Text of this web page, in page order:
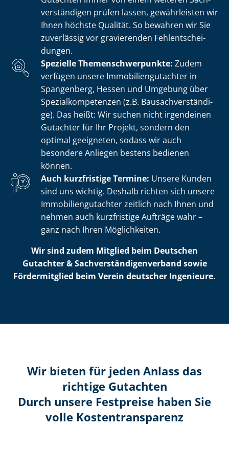
ver­stän­di­gen prüfen lassen, gewährleisten wir
Ihnen höchste Qualität. So bewahren wir Sie
zuverlässig vor gravierenden Fehl­ent­schei­
dun­gen.
Spezielle The­men­schwer­punk­te: Zudem
verfügen unsere Im­mo­bi­li­en­gut­ach­ter in
Spangenberg, Hessen und Umgebung über
Spe­zi­al­kom­pe­ten­zen (z.B. Bau­sach­ver­stän­di­
ge). Das heißt: Wir suchen nicht irgendeinen
Gutachter für Ihr Projekt, sondern den
optimal geeigneten, sodass wir auch
besondere Anliegen bestens bedienen
können.
Auch kurzfristige Termine: Unsere Kunden
sind uns wichtig. Deshalb richten sich unsere
Im­mo­bi­li­en­gut­ach­ter zeitlich nach Ihnen und
nehmen auch kurzfristige Aufträge wahr –
ganz nach Ihren Möglichkeiten.
Wir sind zudem Mitglied beim Deutschen
Gutachter & Sach­ver­stän­di­gen­ver­band sowie
Fördermitglied beim Verein deutscher Ingenieure.
Wir bieten für jeden Anlass das
richtige Gutachten
Durch unsere Festpreise haben Sie
volle Kosten­transparenz